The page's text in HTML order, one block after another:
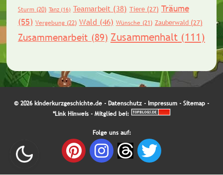
Sturm(20) Tanz(16) Teamarbeit(38) Tiere(27) Träume
(55) Vergebung(22) Wald (46) Wünsche (21) Zauberwald(27)
Zusammenarbeit (89) Zusammenhalt(111)
© 2026 kinderkurzgeschichte.de - Datenschutz - Impressum - Sitemap -
*Link Hinweis- Mitglied bei:
Folge uns auf: